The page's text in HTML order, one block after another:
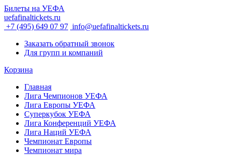
Билеты на УЕФА
uefafinaltickets.ru
+7 (495) 649 07 97 info@uefafinaltickets.ru
Заказать обратный звонок
Для групп и компаний
Корзина
Главная
Лига Чемпионов УЕФА
Лига Европы УЕФА
Суперкубок УЕФА
Лига Конференций УЕФА
Лига Наций УЕФА
Чемпионат Европы
Чемпионат мира